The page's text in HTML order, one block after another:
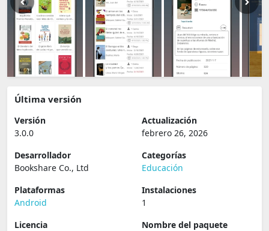
Última versión
Versión
3.0.0
Actualización
febrero 26, 2026
Desarrollador
Bookshare Co., Ltd
Categorías
Educación
Plataformas
Android
Instalaciones
1
Licencia
Nombre del paquete